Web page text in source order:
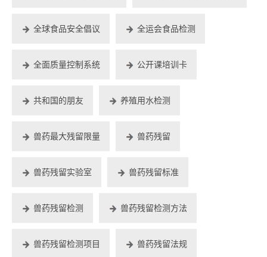
全球食品安全倡议 全运会食品检测
全面质量控制系统 公开课培训卡
共和国的朋友 养殖用水检测
兽药最大残留限量 兽药残留
兽药残留实验室 兽药残留标准
兽药残留检测 兽药残留检测方法
兽药残留检测项目 兽药残留法规